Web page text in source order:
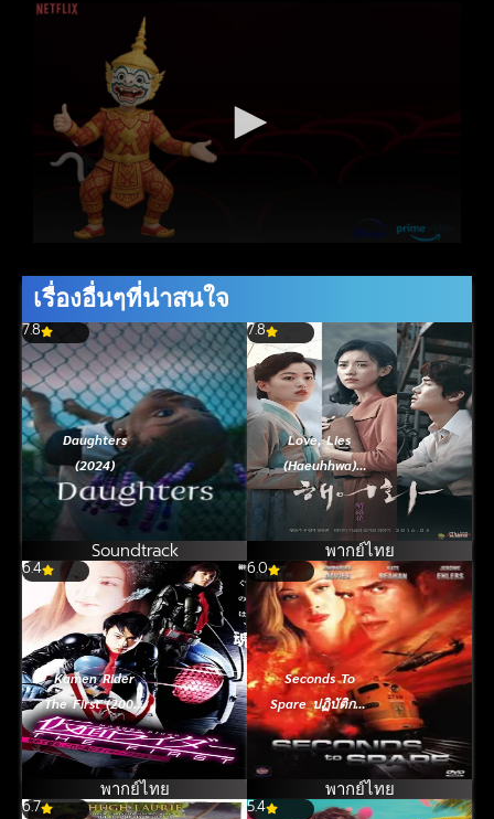
เรื่องอื่นๆที่น่าสนใจ
7.8
Daughters
(2024)
Soundtrack
7.8
Love, Lies
(Haeuhhwa)
(2016)
พากย์ไทย
6.4
Kamen Rider
The First (2005)
มาสค์ไรเดอร์
เดอะ เฟิร์ส
พากย์ไทย
6.0
Seconds To
Spare ปฏิบัติการ
เบรคด่วนนรก
(2002)
พากย์ไทย
6.7 5.4